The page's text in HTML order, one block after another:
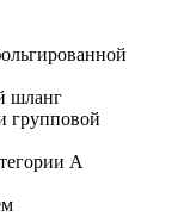
шланг
групповой
А